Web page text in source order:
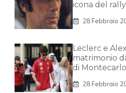
icona del
28 Febbraio
Leclerc e
matrimonio
di
28 Febbraio